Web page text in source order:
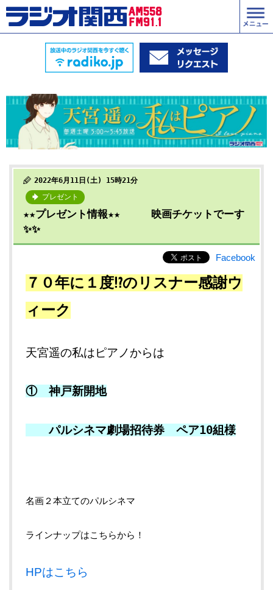
2022年6月11日(土) 15時21分
プレゼント
★★プレゼント情報★★ 映画チケットでーす
✨✨
Facebook
７０年に１度⁉のリスナー感謝ウ
ィーク
天宮遥の私はピアノからは
① 神戸新開地
パルシネマ劇場招待券 ペア10組様
名画２本立てのパルシネマ
ラインナップはこちらから！
HPはこちら